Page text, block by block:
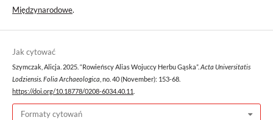
Międzynarodowe.
Jak cytować
Szymczak, Alicja. 2025. “Rowieńscy Alias Wojuccy Herbu Gąska”. Acta Universitatis
Lodziensis. Folia Archaeologica , no. 40 (November): 153-68.
https://doi.org/10.18778/0208-6034.40.11
Formaty cytowań